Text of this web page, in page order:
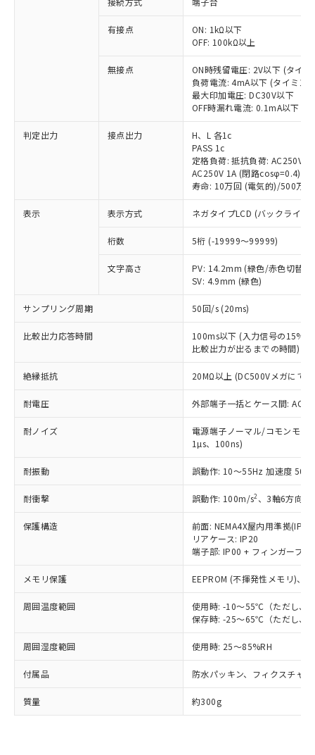
有接点
ON: 1kΩ以下
OFF: 100kΩ以上
無接点
ON時残留電圧: 2V以下 (タイ
負荷電流: 4mA以下 (タイミン
最大印加電圧: DC30V以下
OFF時漏れ電流: 0.1mA以下 (
判定出力 接点出力
H、L 各1c
PASS 1c
定格負荷: 抵抗負荷: AC250V
AC250V 1A (閉路cosφ=0.4)/
寿命: 10万回 (電気的)/500万
表示 表示方式 ネガタイプLCD (バックライト
桁数 5桁 (-19999～99999)
文字高さ
PV: 14.2mm (緑色/赤色切替)
SV: 4.9mm (緑色)
サンプリング周期 50回/s (20ms)
比較出力応答時間
100ms以下 (入力信号の15%
比較出力が出るまでの時間)
絶縁抵抗 20MΩ以上 (DC500Vメガにて)
耐電圧 外部端子一括とケース間:
耐ノイズ
電源端子ノーマル/コモンモ
1µs、100ns)
耐振動 誤動作: 10～55Hz 加速度
耐衝撃 誤動作: 100m/s2 、3軸6方向
保護構造
前面: NEMA4X屋内用準拠
リアケース: IP20
端子部: IP00 + フィンガープ
メモリ保護 EEPROM (不揮発性メモリ)、
周囲温度範囲
使用時: -10～55℃（ただし、
保存時: -25～65℃（ただし、
周囲湿度範囲 使用時: 25～85%RH
付属品 防水パッキン、フィクスチャ
質量 約300g
以下の条件をお読みいただき、同意のうえ
本サービスは、当社制御機器事業取扱
商品の当社在庫状況および標準価格
(税抜)を提供させていただくもので
当社制御機器事業取扱商品の中には、
本サービスの対象外となる商品もある
ことをご了承ください。
在庫状況および標準価格照会結果は、
記載している更新日時点での社内デー
タに基づき作成されるものであり、閲
覧された時点での実際の在庫および標
準価格とは異なる場合があることをご
正式な納期状況および標準価格はお客
様のお取引先、またはお客様担当のオ
ムロン制御機器販売店・当社販売員に
ご相談ください。
オムロン制御機器販売店や当社販売拠
点は「
販売ネットワーク
」をご確認
在庫状況および標準価格結果を当社の
事前の承諾なく第三者に漏洩または開
示しないようお願いします。
マイパーツ機能（部品リスト作成サー
ビス）をご利用いただくには、I-Web
メンバーズにご登録されている必要が
お客様が当ウェブサイト上で当社にご
登録された部品リストについて、当社
および当社の共同利用者が、当社の製
品・サービスに関するお客様との取
引・商談に必要な範囲で利用すること
※当社の共同利用者とは、"個人情報
の「1.共同利
用者の範囲」に記載されている法人を
対応予定なし：EU RoHS指令（10物質）の
非含有に非対応の商品で、対応品を出す予
調査・確認中：EU RoHS指令（10物質）の
非含有の対応状況を調査中または確認中の
非該当品：ライセンス料など無形物で、有
害物質有無と関係のない商品です。
仕入先様の事情により、非含有部品として
いたものが、含有品と判明した場合などや
むを得ず変更することがあります。
鉛(Pb) 1000ppm以下、 水銀(Hg) 1000ppm以下、 カド
六価クロム(Cr(Ⅵ)) 1000ppm以下、ポリ臭化ビフェニル
類(PBB) 1000ppm以下、ポリ臭化ジフェニルエーテル類
(PBDE) 1000ppm以下、フタル酸ビス(2-エチルヘキシ
ル) (DEHP)(別名：DOP) 1000ppm以下、フタル酸ブチ
ルベンジル（BBP） 1000ppm以下、フタル酸ジブチル
（DBP） 1000ppm以下、フタル酸ジイソブチル
但し、RoHS指令で産業用監視および制御機器に対する
フタル酸エステル類の４物質については閾値を超える意
図的な使用がないことを確認しています。
※2 対応予定月
部品在庫の切り替え状況などにより、予定
月が前後することがあります。
※3 非含有証明書ダウンロード
下記の非含有証明書をダウンロードするこ
とができます。
EU RoHS指令（10物質）の非含有証明書
51物質の非含有証明書（当社基準）
※本証明書は発行日時点で非含有を証明す
るもので、過去に遡って非含有を証明する
また、RoHS指令のフタル酸エステル類４
物質の対応では、対応完了までの期間は出
荷製品に未対応品が混在することから備考
欄に対応日を記載しておりました。
既に当社にて対応品への在庫切替を完了
していることから、特段のことがない限
「○」：最大均質材料含有率が中国RoHSの
「×」：最大均質材料含有率が中国RoHSの
基準値を超えていることを示します。
「－」：未確認です。当社販売部門へお問
*中国RoHS10物質の基準値 (GB/T26572)：
Pb(鉛) :1000ppm、 Hg(水銀) : 1000ppm、 Cd(カドミウ
ム) : 100ppm、
Cr(Ⅵ)(六価クロム) : 1000ppm、 PBBs(ポリ臭化ビフェ
ニル類) : 1000ppm、 PBDEs(ポリ臭化ジフェニルエーテ
ル類) : 1000ppm、
DBP(フタル酸ジブチル) : 1000ppm、 DIBP(フタル酸ジ
イソブチル) : 1000ppm、 BBP(フタル酸ブチルベンジ
DEHP(フタル酸ビス(2-エチルヘキシル)) : 1000ppm
「ｅ」：有害物質（10物質）のすべてが基
「10」：通常の使用状況下において有害物
質が外部に漏えいし、環境に深刻な影響を
及ぼさない年数を意味します。
「－」：未確認です。当社販売部門へお問
当社は、これら貴社製品のうち、外国
為替および外国貿易法に定める商品
（以下｢規制貨物等」という）を輸出
国政府の輸出許可(または役務取引許
可)を取得するなどの必要な手続きを
当社は規制貨物を破棄する場合は、完
全に破砕するなど、違法に輸出されな
いよう必要な手段を講じます。
当社は貴社製品を、核兵器、ミサイ
ル、化学兵器、生物兵器またはその他
武器並びにこれらの製造装置等に一切
場合は、上記1、2および3の内容を当
該第三者に通知します。また当社は、
法に輸出するおそれがある場合は、取
り引きをいたしません。
キャンセル
説明
一定数以上の在庫あり
一定数には満たないが在庫あり
在庫なし(最新の在庫状況につ
いては、お客様のお取引先、ま
たはお客様担当のオムロン制御
機器販売店・当社販売員にご確
受注生産機種、また在庫状況の
情報を公開していない機種